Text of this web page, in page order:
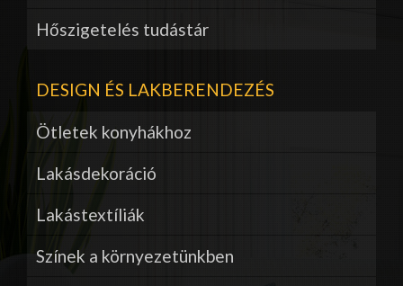
Hőszigetelés tudástár
DESIGN ÉS LAKBERENDEZÉS
Ötletek konyhákhoz
Lakásdekoráció
Lakástextíliák
Színek a környezetünkben